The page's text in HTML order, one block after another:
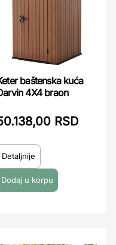
baštenska kuća
4X4 braon
RSD
Detaljnije